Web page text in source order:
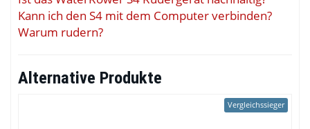
Kann ich den S4 mit dem Computer verbinden?
Warum rudern?
Alternative Produkte
Vergleichssieger